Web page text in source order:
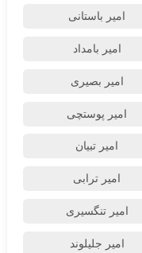
امیر باستانی
امیر بامداد
امیر بصیری
امیر پوستچی
امیر تبیان
امیر ترابی
امیر تنگسیری
امیر جلیلوند